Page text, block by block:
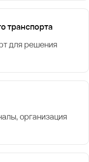
транспорта
для решения
организация